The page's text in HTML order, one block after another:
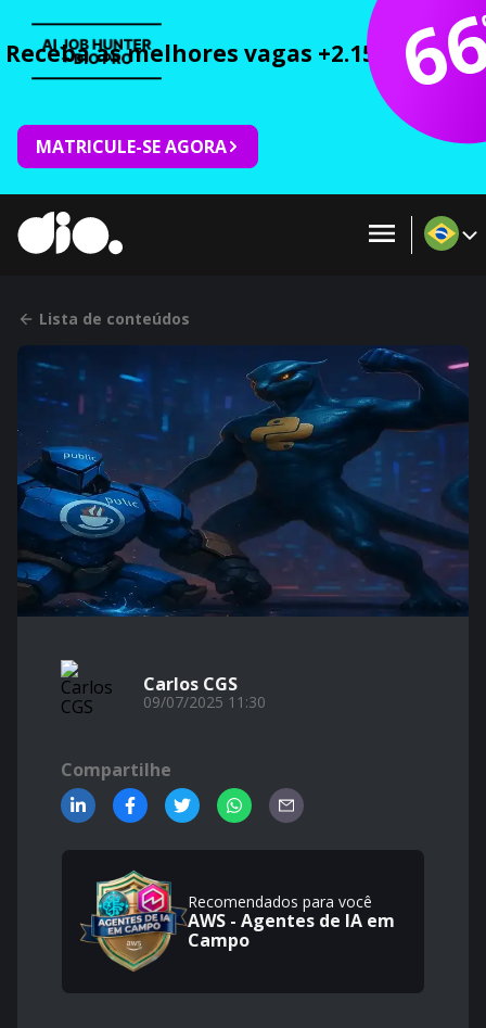
Receba as melhores vagas +2.150 cursos
MATRICULE-SE AGORA
Lista de conteúdos
Carlos CGS
09/07/2025 11:30
Compartilhe
Recomendados para você
AWS - Agentes de IA em
Campo